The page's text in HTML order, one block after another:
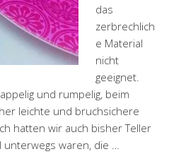
das
zerbrechlich
e Material
nicht
geeignet.
und rumpelig, beim
leichte und bruchsichere
hatten wir auch bisher Teller
unterwegs waren, die …